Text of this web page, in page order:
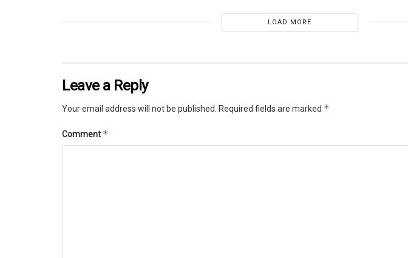
LOAD MORE
Leave a Reply
Your email address will not be published. Required fields are marked *
Comment *